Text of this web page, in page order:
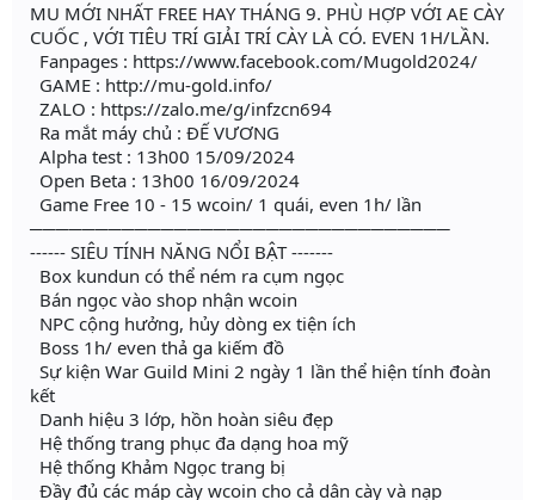
MU MỚI NHẤT FREE HAY THÁNG 9. PHÙ HỢP VỚI AE CÀY
CUỐC , VỚI TIÊU TRÍ GIẢI TRÍ CÀY LÀ CÓ. EVEN 1H/LẦN.
Fanpages : https://www.facebook.com/Mugold2024/
GAME : http://mu-gold.info/
ZALO : https://zalo.me/g/infzcn694
Ra mắt máy chủ : ĐẾ VƯƠNG
Alpha test : 13h00 15/09/2024
Open Beta : 13h00 16/09/2024
Game Free 10 - 15 wcoin/ 1 quái, even 1h/ lần
────────────────────────────────
------ SIÊU TÍNH NĂNG NỔI BẬT -------
Box kundun có thể ném ra cụm ngọc
Bán ngọc vào shop nhận wcoin
NPC cộng hưởng, hủy dòng ex tiện ích
Boss 1h/ even thả ga kiếm đồ
Sự kiện War Guild Mini 2 ngày 1 lần thể hiện tính đoàn
kết
Danh hiệu 3 lớp, hồn hoàn siêu đẹp
Hệ thống trang phục đa dạng hoa mỹ
Hệ thống Khảm Ngọc trang bị
Đầy đủ các máp cày wcoin cho cả dân cày và nạp